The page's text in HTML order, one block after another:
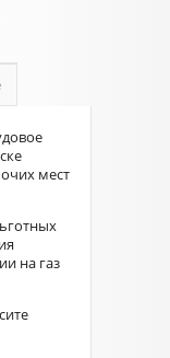
мест
на газ